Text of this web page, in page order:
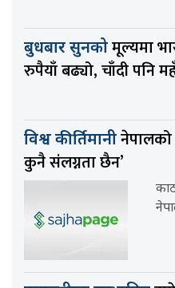
बुधबार सुनकोमूल्यमा
रुपैयाँ बढ्यो, चाँदी पनि
विश्व कीर्तिमानीनेपालको
कुनै संलग्नता छैन’